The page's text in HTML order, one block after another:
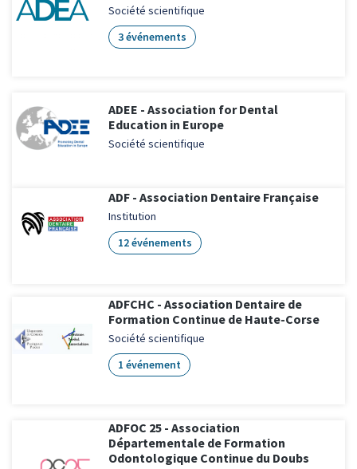
Société scientifique
3 événements
ADEE - Association for Dental
Education in Europe
Société scientifique
ADF - Association Dentaire Française
Institution
12 événements
ADFCHC - Association Dentaire de
Formation Continue de Haute-Corse
Société scientifique
1 événement
ADFOC 25 - Association
Départementale de Formation
Odontologique Continue du Doubs